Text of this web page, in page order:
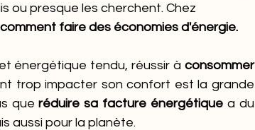
ou presque les cherchent. Chez
comment faire des économies d'énergie.
énergétique tendu, réussir à consommer
trop impacter son confort est la grande
que réduire sa facture énergétique a du
aussi pour la planète.